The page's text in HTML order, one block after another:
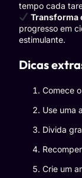
tempo cada
Transforma
progresso em
estimulante.
Dicas
Comece
Use uma
Divida
Crie um